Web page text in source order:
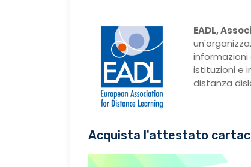
EADL,
informazioni
istituzioni e
distanza
Acquista l'attestato